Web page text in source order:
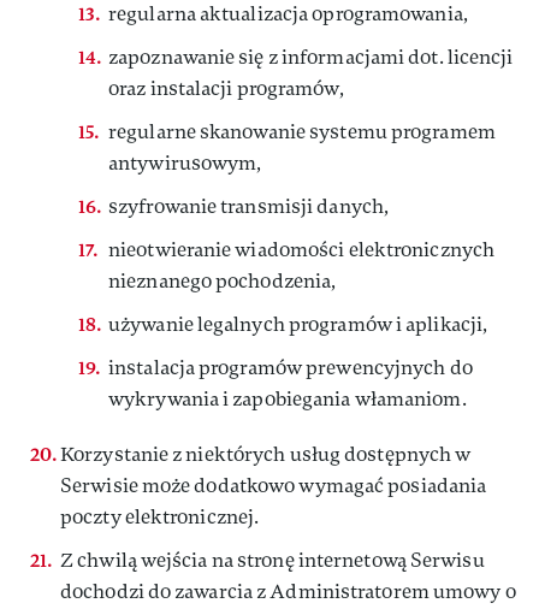
regularna aktualizacja oprogramowania,
zapoznawanie się z informacjami dot. licencji
oraz instalacji programów,
regularne skanowanie systemu programem
antywirusowym,
szyfrowanie transmisji danych,
nieotwieranie wiadomości elektronicznych
nieznanego pochodzenia,
używanie legalnych programów i aplikacji,
instalacja programów prewencyjnych do
wykrywania i zapobiegania włamaniom.
Korzystanie z niektórych usług dostępnych w
Serwisie może dodatkowo wymagać posiadania
poczty elektronicznej.
Z chwilą wejścia na stronę internetową Serwisu
dochodzi do zawarcia z Administratorem umowy o